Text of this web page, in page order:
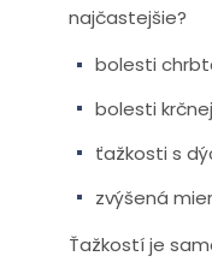
najčastejšie?
bolesti
bolesti
ťažkosti s
zvýšená
Ťažkostí je